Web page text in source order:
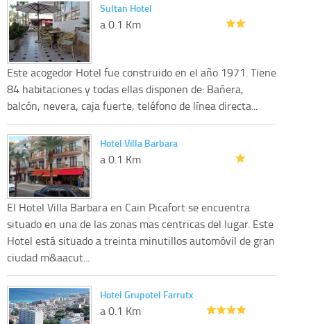
Sultan Hotel
a 0.1 Km
Este acogedor Hotel fue construido en el año 1971. Tiene
84 habitaciones y todas ellas disponen de: Bañera,
balcón, nevera, caja fuerte, teléfono de línea directa...
Hotel Villa Barbara
a 0.1 Km
El Hotel Villa Barbara en Cain Picafort se encuentra
situado en una de las zonas mas centricas del lugar. Este
Hotel está situado a treinta minutillos automóvil de gran
ciudad m&aacut...
Hotel Grupotel Farrutx
a 0.1 Km